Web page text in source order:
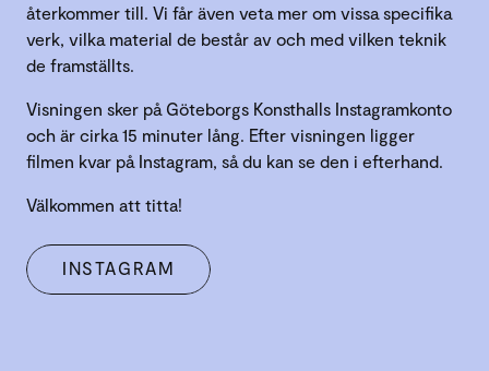
återkommer till. Vi får även veta mer om vissa specifika
verk, vilka material de består av och med vilken teknik
de framställts.
Visningen sker på Göteborgs Konsthalls Instagramkonto
och är cirka 15 minuter lång. Efter visningen ligger
filmen kvar på Instagram, så du kan se den i efterhand.
Välkommen att titta!
INSTAGRAM